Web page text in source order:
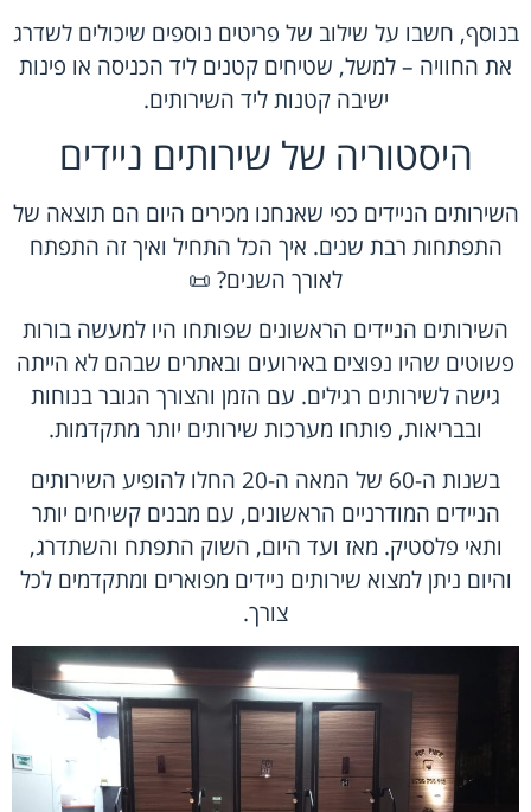
בנוסף, חשבו על שילוב של פריטים נוספים שיכולים לשדרג
את החוויה – למשל, שטיחים קטנים ליד הכניסה או פינות
ישיבה קטנות ליד השירותים.
היסטוריה של שירותים ניידים
השירותים הניידים כפי שאנחנו מכירים היום הם תוצאה של
התפתחות רבת שנים. איך הכל התחיל ואיך זה התפתח
לאורך השנים? 📜
השירותים הניידים הראשונים שפותחו היו למעשה בורות
פשוטים שהיו נפוצים באירועים ובאתרים שבהם לא הייתה
גישה לשירותים רגילים. עם הזמן והצורך הגובר בנוחות
ובבריאות, פותחו מערכות שירותים יותר מתקדמות.
בשנות ה-60 של המאה ה-20 החלו להופיע השירותים
הניידים המודרניים הראשונים, עם מבנים קשיחים יותר
ותאי פלסטיק. מאז ועד היום, השוק התפתח והשתדרג,
והיום ניתן למצוא שירותים ניידים מפוארים ומתקדמים לכל
צורך.